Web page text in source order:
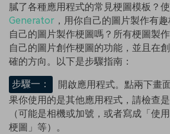
膩了各種應用程式的常見梗圖模板？
Generator ，用你自己的圖片製作有
自己的圖片製作梗圖嗎？所有梗圖製
自己的圖片創作梗圖的功能，並且在
確的方向。以下是步驟指南：
步驟一：
開啟應用程式。點兩下畫
果你使用的是其他應用程式，請檢查
（可能是相機或加號，或者寫成「使
梗圖」等）。